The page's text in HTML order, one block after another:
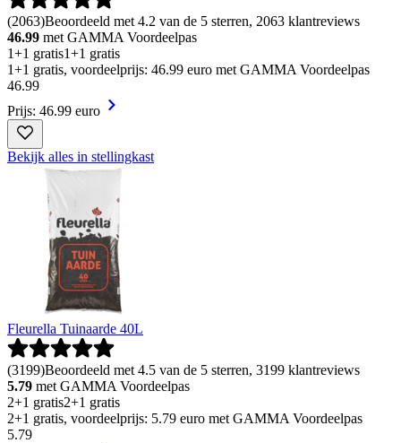
(2063)Beoordeeld met 4.2 van de 5 sterren, 2063 klantreviews
46.99 met GAMMA Voordeelpas
1+1 gratis1+1 gratis
1+1 gratis, voordeelprijs: 46.99 euro met GAMMA Voordeelpas
46.99
Prijs: 46.99 euro
Bekijk alles in stellingkast
Fleurella Tuinaarde 40L
(3199)Beoordeeld met 4.5 van de 5 sterren, 3199 klantreviews
5.79 met GAMMA Voordeelpas
2+1 gratis2+1 gratis
2+1 gratis, voordeelprijs: 5.79 euro met GAMMA Voordeelpas
5.79